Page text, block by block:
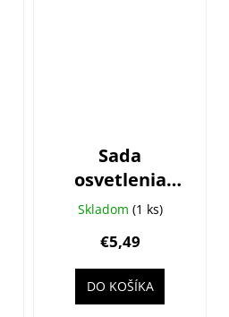
Sada
osvetlenia
CTM Ufo,
Skladom (1 ks)
€5,49
DO KOŠÍKA